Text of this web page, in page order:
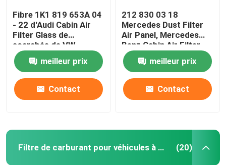
Fibre 1K1 819 653A 04
- 22 d'Audi Cabin Air
Filter Glass de
scarabée de VW
meilleur prix
Contact
212 830 03 18
Mercedes Dust Filter
Air Panel, Mercedes
Benz Cabin Air Filter
meilleur prix
Contact
Filtre de carburant pour véhicules à moteur (20)